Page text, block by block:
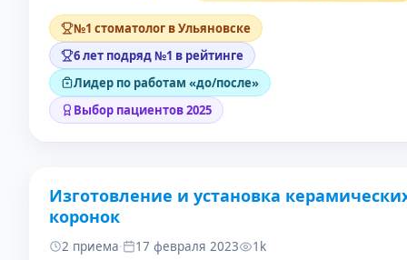
№1 стоматолог в Ульяновске
6 лет подряд №1 в рейтинге
Лидер по работам «до/после»
Выбор пациентов 2025
ДО
Изготовление и установка
коронок
2 приема· 17 февраля 2023 1k